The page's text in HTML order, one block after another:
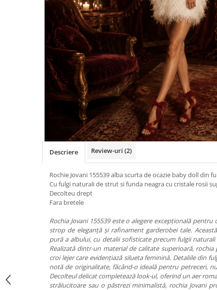
Descriere Review-uri (2)
Rochie Jovani 155539 alba scurta de ocazie baby doll din
Cu fulgi naturali de strut si funda neagra cu cristale rosii
Decolteu drept
Fara bretele
Rochia Jovani 155539 este o alegere excepțională pentru
strop de eleganță și rafinament garderobei tale.
pură a albului, cu detalii sofisticate precum fulgii
Realizată dintr-un material de calitate superioară,
croi lejer care evidențiază silueta feminină. Detaliile din
notă de originalitate, făcând-o ideală pentru petreceri,
Decolteul delicat completează look-ul, oferind un aer
strălucitoare sau o păstrezi minimalistă, rochia Jovani